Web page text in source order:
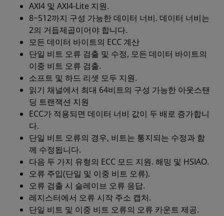
AXI4 및 AXI4-Lite 지원.
8~512까지 구성 가능한 데이터 너비. 데이터 너비는
2의 거듭제곱이어야 합니다.
모든 데이터 바이트의 ECC 계산
단일 비트 오류 검출 및 수정, 모든 데이터 바이트의
이중 비트 오류 검출.
소프트 및 하드 리셋 모두 지원.
읽기 채널에서 최대 64비트의 구성 가능한 아웃스탠
딩 트랜잭션 지원
ECC가 적용되면 데이터 너비 값이 두 배로 증가합니
다.
단일 비트 오류의 경우, 비트는 통지되는 수정과 함
께 수정됩니다.
다음 두 가지 유형의 ECC 모드 지원. 해밍 및 HSIAO.
오류 주입(단일 및 이중 비트 오류).
오류 검출 시 슬레이브 오류 응답.
레지스터에서 오류 시작 주소 캡처.
단일 비트 및 이중 비트 오류의 오류 카운트 제공.